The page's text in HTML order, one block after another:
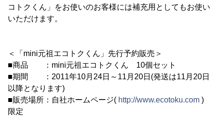
コトクくん」をお使いのお客様には補充用としてもお使い
いただけます。
＜「mini元祖エコトクくん」先行予約販売＞
■商品 ：mini元祖エコトクくん 10個セット
■期間 ：2011年10月24日～11月20日(発送は11月20日
以降となります)
■販売場所：自社ホームページ( http://www.ecotoku.com )
限定